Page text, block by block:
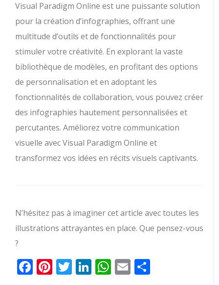
Visual Paradigm Online est une puissante solution
pour la création d’infographies, offrant une
multitude d’outils et de fonctionnalités pour
stimuler votre créativité. En explorant la vaste
bibliothèque de modèles, en profitant des options
de personnalisation et en adoptant les
fonctionnalités de collaboration, vous pouvez créer
des infographies hautement personnalisées et
percutantes. Améliorez votre communication
visuelle avec Visual Paradigm Online et
transformez vos idées en récits visuels captivants.
N’hésitez pas à imaginer cet article avec toutes les
illustrations attrayantes en place. Que pensez-vous
?
Facebook
Pinterest
Twitter
LinkedIn
WhatsApp
Email